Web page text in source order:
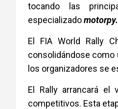
tocando las
especializado
El FIA World Rally
consolidándose como
los organizadores se
El Rally arrancará
competitivos. Esta